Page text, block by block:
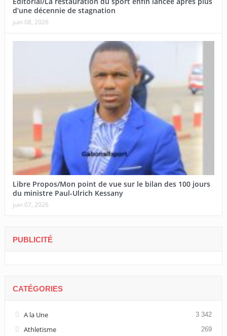
d’une décennie de stagnation
juin 08, 2026
Libre Propos/Mon point de vue sur le bilan des 100 jours
du ministre Paul-Ulrich Kessany
juin 07, 2026
PUBLICITÉ
CATÉGORIES
A la Une 3 342
Athletisme 269